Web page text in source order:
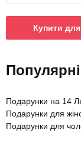
Купити
Подарунки на 14
Подарунки для
Подарунки для